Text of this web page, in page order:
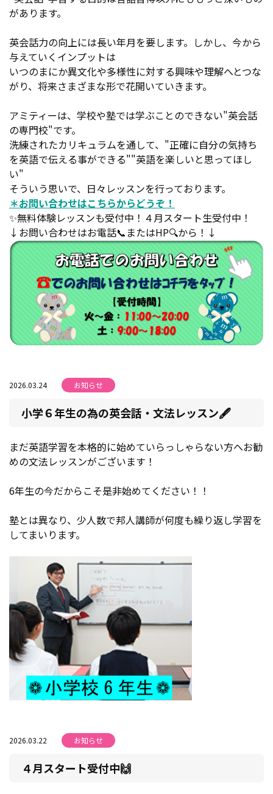
があります。
英会話力の向上には長い年月を要します。しかし、今から
与えていくインプットは
いつのまにか異文化や多様性に対する興味や理解へとつな
がり、将来さまざまな形で花開いていきます。
アミティーは、学校や塾では学ぶことのできない"英会話
の専門校"です。
洗練されたカリキュラムを通して、"正確に自分の気持ち
を英語で伝える事ができる""英語を楽しいと思ってほし
い"
そういう思いで、日々レッスンを行っております。
＊お問い合わせはこちらからどうぞ！
✨無料体験レッスンも受付中！４月スタート生受付中！
↓お問い合わせはお電話📞またはHP🔍から！↓
2026.03.24 お知らせ
小学６年生の為の英会話・文法レッスン🖋
まだ英語学習を本格的に始めていらっしゃらない方へお勧
めの文法レッスンがございます！
6年生の今だからこそ是非始めてください！！
塾とは異なり、少人数で邦人講師が何度も繰り返し学習を
してまいります。
2026.03.22 お知らせ
４月スタート受付中🙌